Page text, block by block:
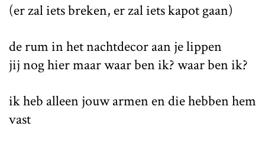
(er zal iets breken, er zal iets kapot gaan)
de rum in het nachtdecor aan je lippen
jij nog hier maar waar ben ik? waar ben ik?
ik heb alleen jouw armen en die hebben hem
vast